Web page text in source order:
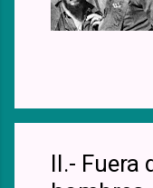
II.- Fuera